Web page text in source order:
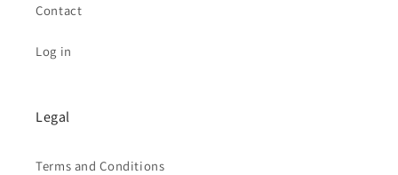
Contact
Log in
Legal
Terms and Conditions